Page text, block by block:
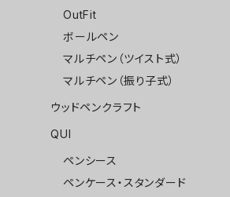
OutFit
ボールペン
マルチペン（ツイスト式）
マルチペン（振り子式）
ウッドペンクラフト
QUI
ペンシース
ペンケース・スタンダード